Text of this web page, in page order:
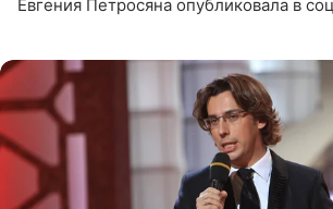
Евгения Петросяна опубликовала в